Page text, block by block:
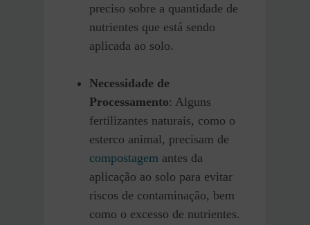
preciso sobre a quantidade de
nutrientes que está sendo
aplicada ao solo.
Necessidade de
Processamento: Alguns
fertilizantes naturais, como o
esterco animal, precisam de
compostagem antes da
aplicação ao solo para evitar
riscos de contaminação, bem
como o excesso de nutrientes.